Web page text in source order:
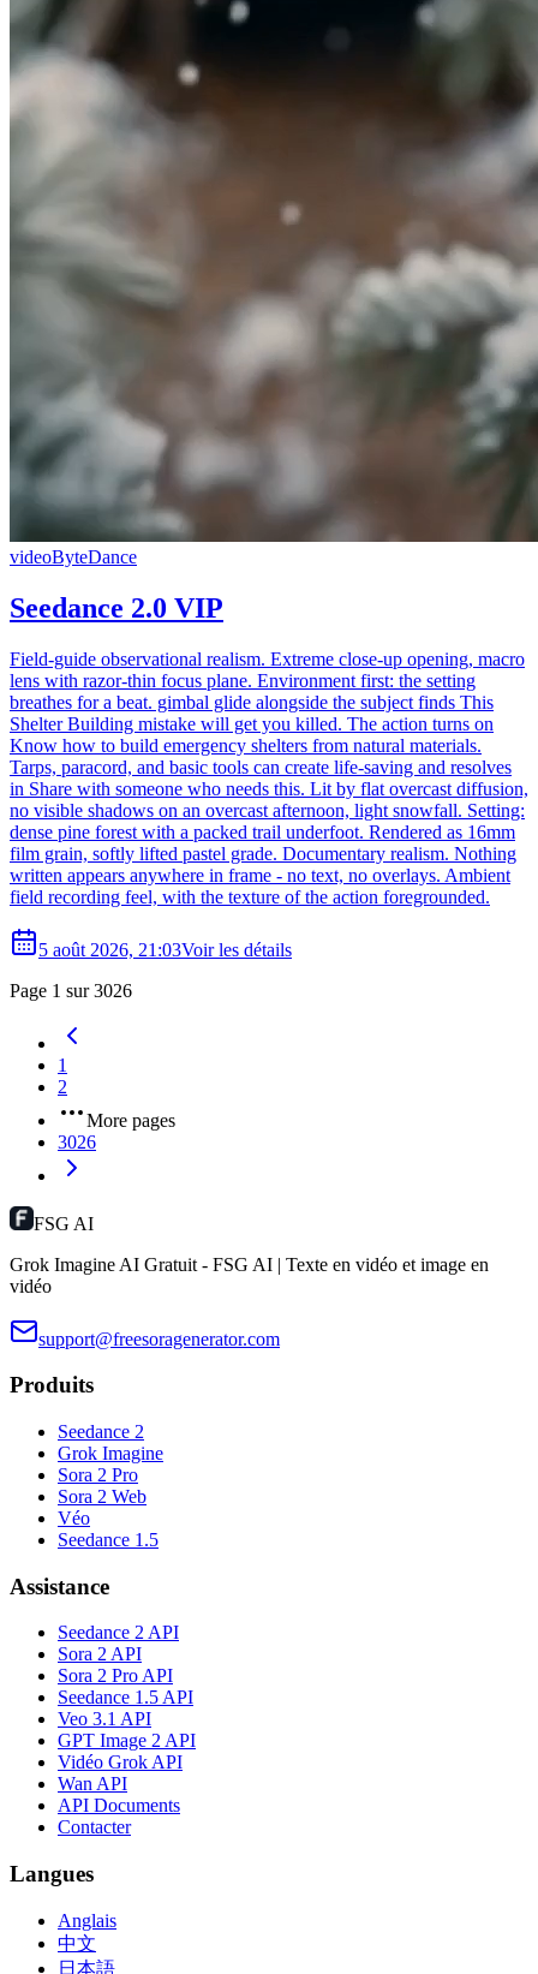
videoByteDance
Seedance 2.0 VIP
Field-guide observational realism. Extreme close-up opening, macro
lens with razor-thin focus plane. Environment first: the setting
breathes for a beat. gimbal glide alongside the subject finds This
Shelter Building mistake will get you killed. The action turns on
Know how to build emergency shelters from natural materials.
Tarps, paracord, and basic tools can create life-saving and resolves
in Share with someone who needs this. Lit by flat overcast diffusion,
no visible shadows on an overcast afternoon, light snowfall. Setting:
dense pine forest with a packed trail underfoot. Rendered as 16mm
film grain, softly lifted pastel grade. Documentary realism. Nothing
written appears anywhere in frame - no text, no overlays. Ambient
field recording feel, with the texture of the action foregrounded.
5 août 2026, 21:03Voir les détails
Page 1 sur 3026
1
2
More pages
3026
FSG AI
Grok Imagine AI Gratuit - FSG AI | Texte en vidéo et image en
vidéo
support@freesoragenerator.com
Produits
Seedance 2
Grok Imagine
Sora 2 Pro
Sora 2 Web
Véo
Seedance 1.5
Assistance
Seedance 2 API
Sora 2 API
Sora 2 Pro API
Seedance 1.5 API
Veo 3.1 API
GPT Image 2 API
Vidéo Grok API
Wan API
API Documents
Contacter
Langues
Anglais
中文
日本語